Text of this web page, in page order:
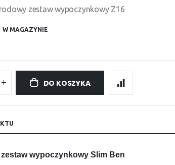
zestaw wypoczynkowy Z16
W MAGAZYNIE
DO KOSZYKA
wypoczynkowy Slim Ben